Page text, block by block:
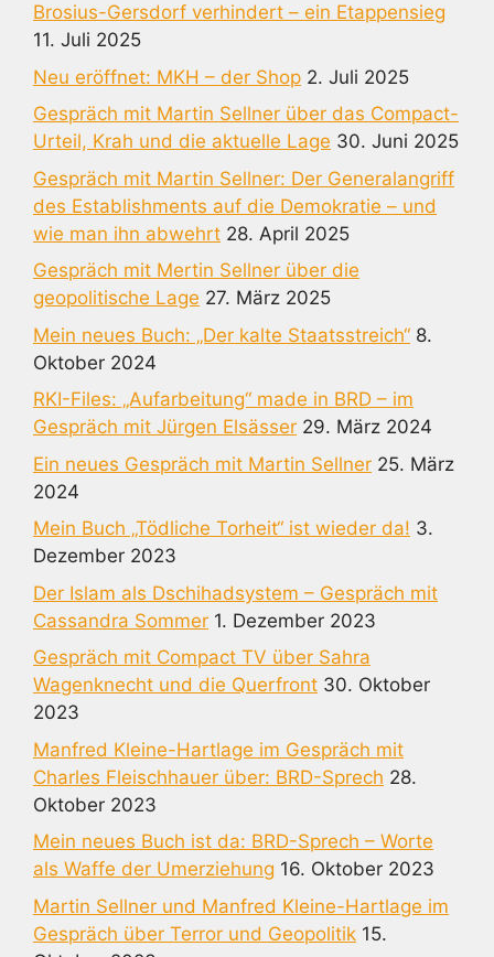
Brosius-Gersdorf verhindert – ein Etappensieg
11. Juli 2025
Neu eröffnet: MKH – der Shop 2. Juli 2025
Gespräch mit Martin Sellner über das Compact-
Urteil, Krah und die aktuelle Lage 30. Juni 2025
Gespräch mit Martin Sellner: Der Generalangriff
des Establishments auf die Demokratie – und
wie man ihn abwehrt 28. April 2025
Gespräch mit Mertin Sellner über die
geopolitische Lage 27. März 2025
Mein neues Buch: „Der kalte Staatsstreich“ 8.
Oktober 2024
RKI-Files: „Aufarbeitung“ made in BRD – im
Gespräch mit Jürgen Elsässer 29. März 2024
Ein neues Gespräch mit Martin Sellner 25. März
2024
Mein Buch „Tödliche Torheit“ ist wieder da! 3.
Dezember 2023
Der Islam als Dschihadsystem – Gespräch mit
Cassandra Sommer 1. Dezember 2023
Gespräch mit Compact TV über Sahra
Wagenknecht und die Querfront 30. Oktober
2023
Manfred Kleine-Hartlage im Gespräch mit
Charles Fleischhauer über: BRD-Sprech 28.
Oktober 2023
Mein neues Buch ist da: BRD-Sprech – Worte
als Waffe der Umerziehung 16. Oktober 2023
Martin Sellner und Manfred Kleine-Hartlage im
Gespräch über Terror und Geopolitik 15.